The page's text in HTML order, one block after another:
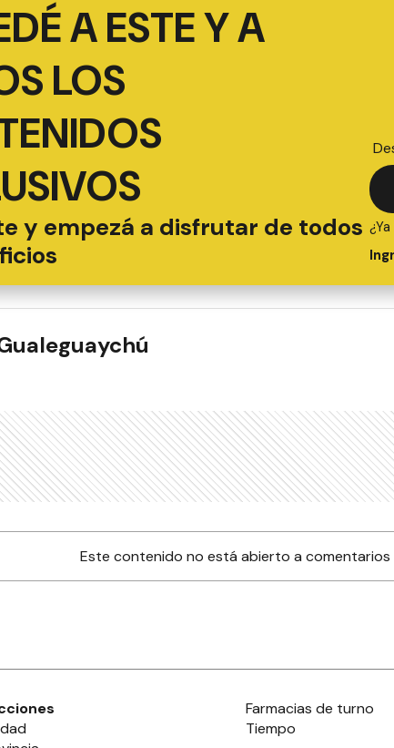
A ESTE Y A
LOS
y empezá a disfrutar de todos
Este contenido no está abierto a comentarios
Farmacias de turno
Tiempo